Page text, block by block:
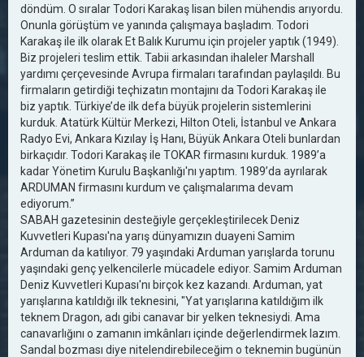
döndüm. O sıralar Todori Karakaş lisan bilen mühendis arıyordu.
Onunla görüştüm ve yanında çalışmaya başladım. Todori
Karakaş ile ilk olarak Et Balık Kurumu için projeler yaptık (1949).
Biz projeleri teslim ettik. Tabii arkasından ihaleler Marshall
yardımı çerçevesinde Avrupa firmaları tarafından paylaşıldı. Bu
firmaların getirdiği teçhizatın montajını da Todori Karakaş ile
biz yaptık. Türkiye’de ilk defa büyük projelerin sistemlerini
kurduk. Atatürk Kültür Merkezi, Hilton Oteli, İstanbul ve Ankara
Radyo Evi, Ankara Kızılay İş Hanı, Büyük Ankara Oteli bunlardan
birkaçıdır. Todori Karakaş ile TOKAR firmasını kurduk. 1989’a
kadar Yönetim Kurulu Başkanlığı'nı yaptım. 1989’da ayrılarak
ARDUMAN firmasını kurdum ve çalışmalarıma devam
ediyorum.”
SABAH gazetesinin desteğiyle gerçekleştirilecek Deniz
Kuvvetleri Kupası'na yarış dünyamızın duayeni Samim
Arduman da katılıyor. 79 yaşındaki Arduman yarışlarda torunu
yaşındaki genç yelkencilerle mücadele ediyor. Samim Arduman
Deniz Kuvvetleri Kupası'nı birçok kez kazandı. Arduman, yat
yarışlarına katıldığı ilk teknesini, "Yat yarışlarına katıldığım ilk
teknem Dragon, adı gibi canavar bir yelken teknesiydi. Ama
canavarlığını o zamanın imkânları içinde değerlendirmek lazım.
Sandal bozması diye nitelendirebileceğim o teknemin bugünün